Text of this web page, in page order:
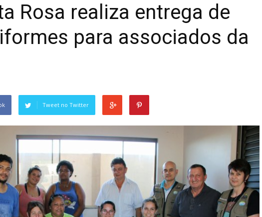
Rosa realiza entrega de
para associados da
Tweet no Twitter